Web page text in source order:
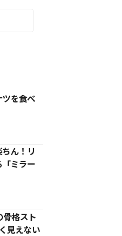
を食べ
ん！リ
ミラー
骨格スト
見えない